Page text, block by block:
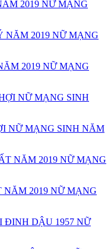
2019 NỮ MẠNG
2019 NỮ MẠNG
NỮ MẠNG SINH NĂM
2019 NỮ MẠNG